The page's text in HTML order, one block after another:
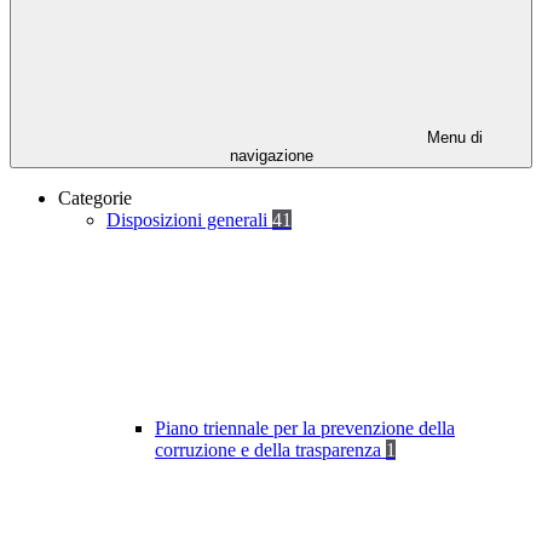
Menu di
navigazione
Categorie
Disposizioni generali 41
Piano triennale per la prevenzione della
corruzione e della trasparenza 1